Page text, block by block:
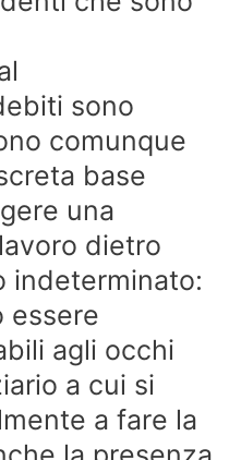
sono
comunque
base
una
dietro
indeterminato:
essere
agli occhi
a cui si
a fare la